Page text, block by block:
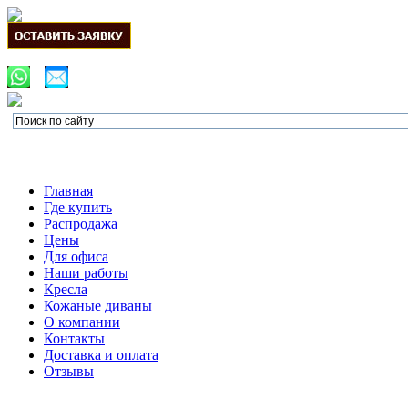
Главная
Где купить
Распродажа
Цены
Для офиса
Наши работы
Кресла
Кожаные диваны
О компании
Контакты
Доставка и оплата
Отзывы